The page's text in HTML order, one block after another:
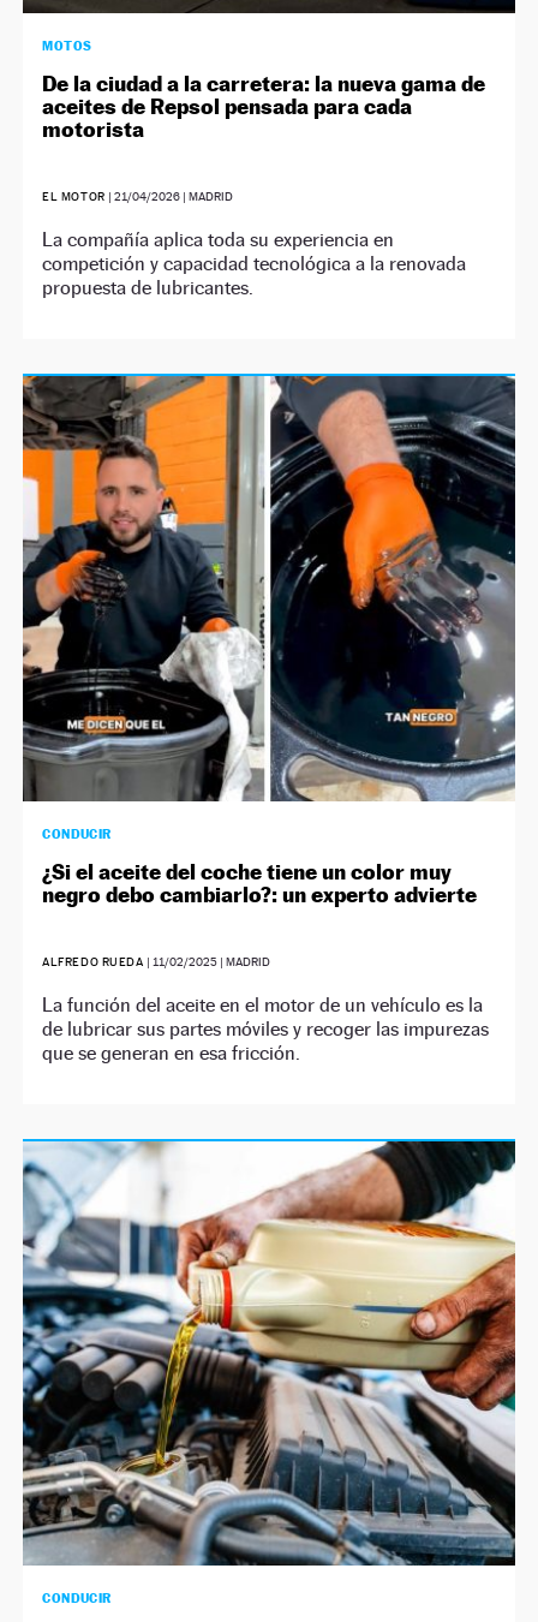
MOTOS
De la ciudad a la carretera: la nueva gama de
aceites de Repsol pensada para cada
motorista
EL MOTOR | 21/04/2026| MADRID
La compañía aplica toda su experiencia en
competición y capacidad tecnológica a la renovada
propuesta de lubricantes.
CONDUCIR
¿Si el aceite del coche tiene un color muy
negro debo cambiarlo?: un experto advierte
ALFREDO RUEDA | 11/02/2025| MADRID
La función del aceite en el motor de un vehículo es la
de lubricar sus partes móviles y recoger las impurezas
que se generan en esa fricción.
CONDUCIR